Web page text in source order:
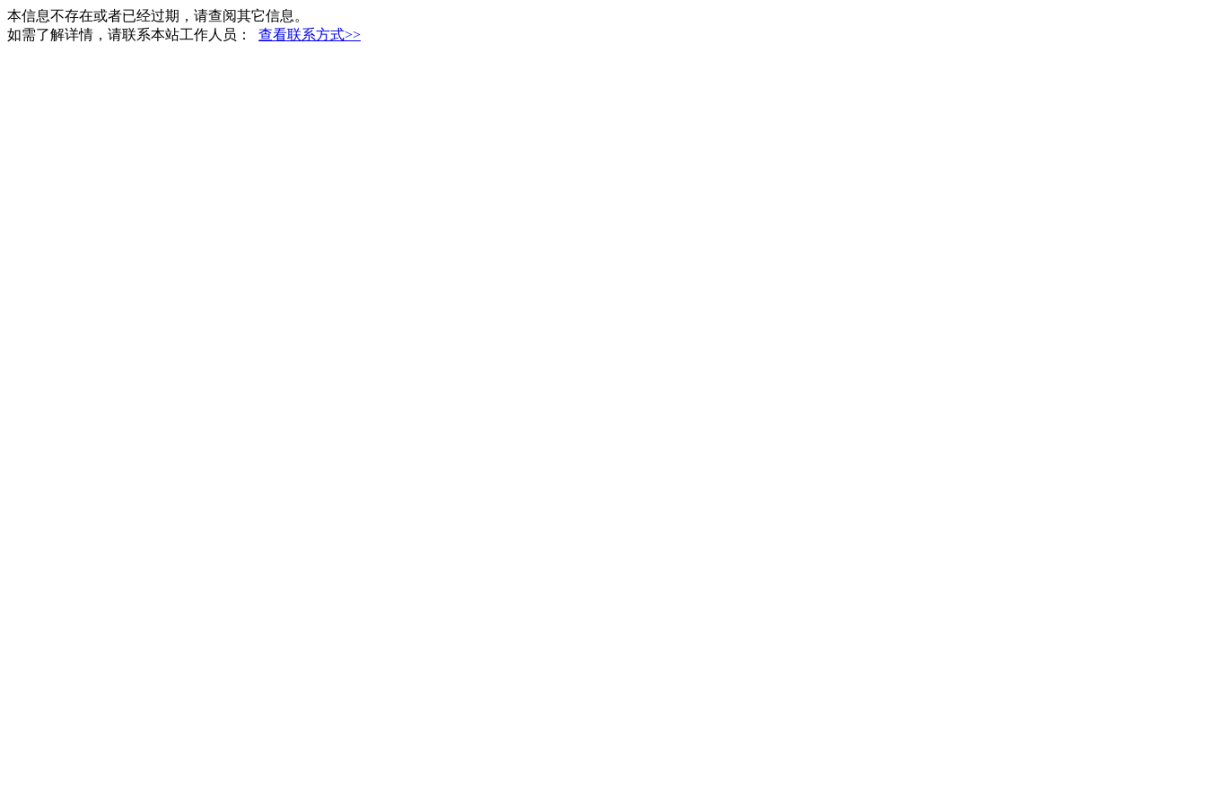
本信息不存在或者已经过期，请查阅其它信息。
如需了解详情，请联系本站工作人员： 查看联系方式>>